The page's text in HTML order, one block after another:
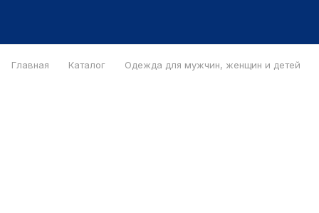
Главная Каталог Одежда для мужчин, женщин и детей